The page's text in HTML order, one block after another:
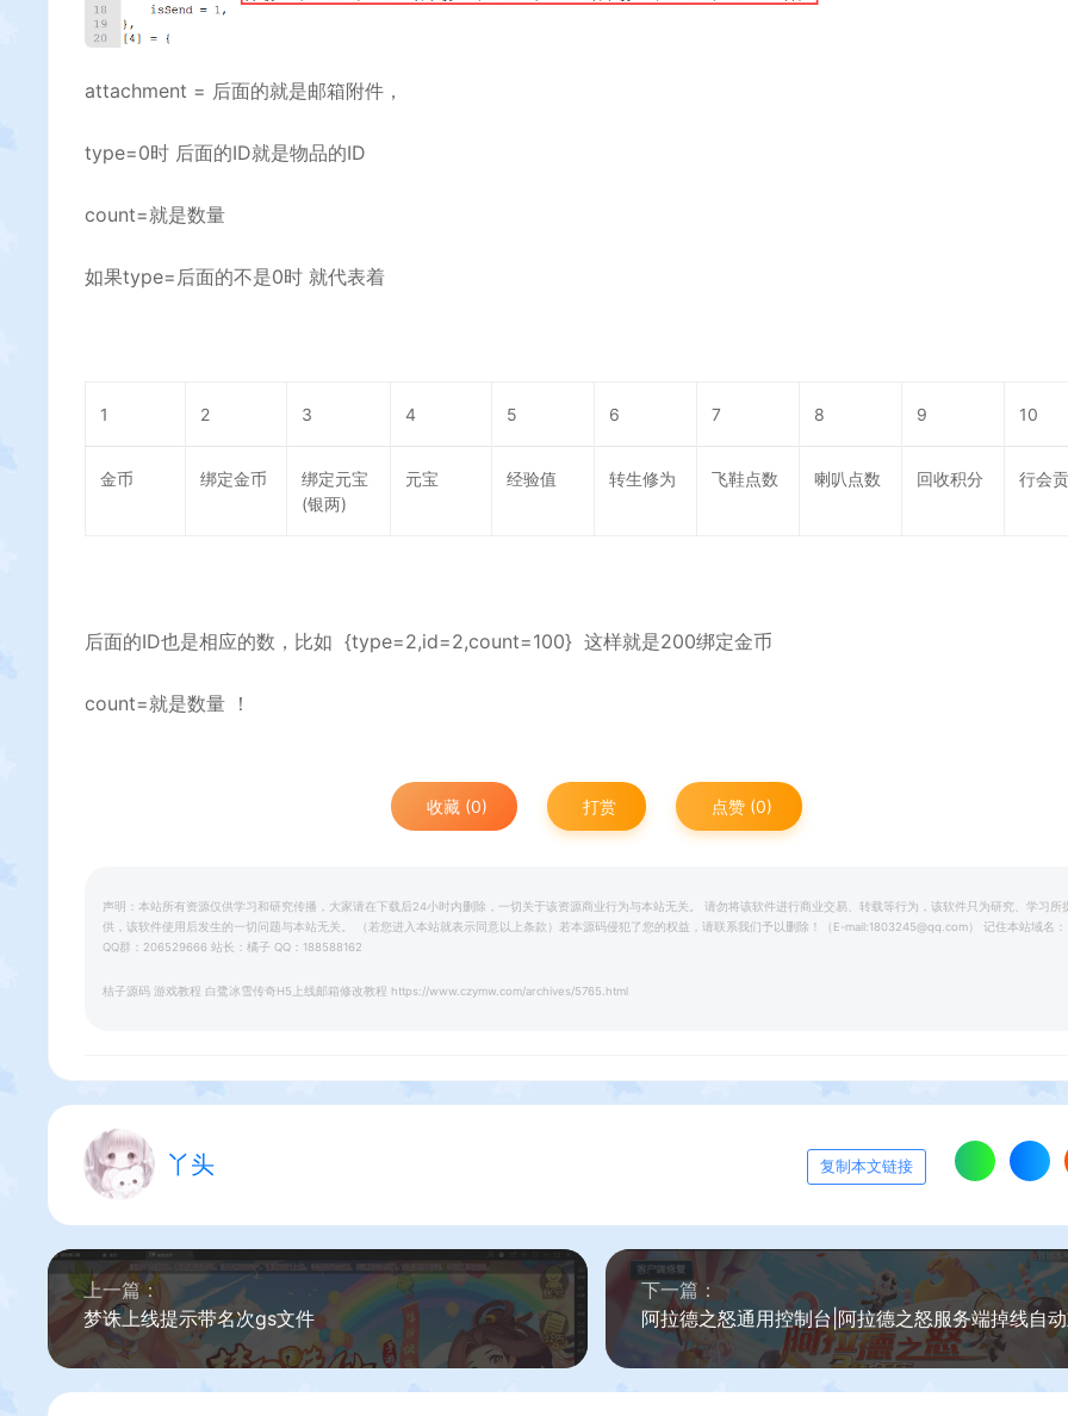
attachment = 后面的就是邮箱附件，
type=0时 后面的ID就是物品的ID
count=就是数量
如果type=后面的不是0时 就代表着
1 2 3 4 5 6 7 8 9 10
金币 绑定金币
绑定元宝
(银两)
元宝 经验值 转生修为 飞鞋点数 喇叭点数 回收积分 行会
后面的ID也是相应的数，比如 {type=2,id=2,count=100} 这样就是200绑定金币
count=就是数量 ！
收藏 (0) 打赏 点赞 (0)
声明：本站所有资源仅供学习和研究传播，大家请在下载后24小时内删除，一切关于该资源商业行为与本站无关。 请勿将该软件进行商业交易、转载等行为，该软件只为研究、学习所
供，该软件使用后发生的一切问题与本站无关。 （若您进入本站就表示同意以上条款）若本源码侵犯了您的权益，请联系我们予以删除！（E-mail:1803245@qq.com） 记住本站域名：
QQ群：206529666 站长：橘子 QQ：188588162
桔子源码 游戏教程 白鹭冰雪传奇H5上线邮箱修改教程 https://www.czymw.com/archives/5765.html
丫头 复制本文链接
上一篇：
梦诛上线提示带名次gs文件
下一篇：
阿拉德之怒通用控制台|阿拉德之怒服务端掉线自